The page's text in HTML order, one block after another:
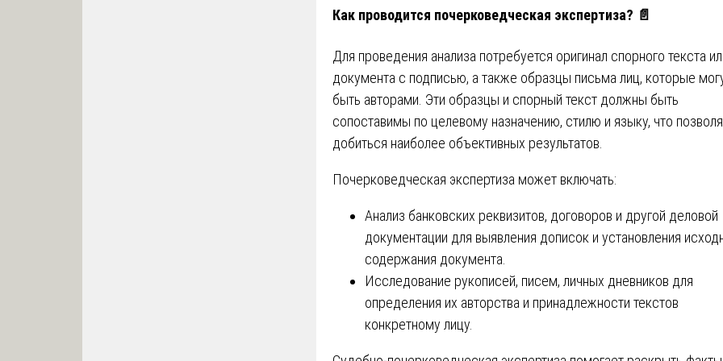
Как проводится почерковедческая экспертиза? 📄
Для проведения анализа потребуется оригинал спорного текста
документа с подписью, а также образцы письма лиц, которые
быть авторами. Эти образцы и спорный текст должны быть
сопоставимы по целевому назначению, стилю и языку, что
добиться наиболее объективных результатов.
Почерковедческая экспертиза может включать:
Анализ банковских реквизитов, договоров и другой деловой
документации для выявления дописок и установления
содержания документа.
Исследование рукописей, писем, личных дневников для
определения их авторства и принадлежности текстов
конкретному лицу.